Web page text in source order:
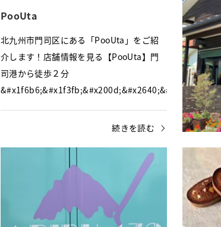
PooUta
北九州市門司区にある「PooUta」をご紹
介します！店舗情報を見る【PooUta】門
司港から徒歩２分
続きを読む
ふじまつパン工房
「ふじまつパン工房」をご紹介します♫店
舗情報を見る【ふじまつパン工房】創業か
「
を見る【